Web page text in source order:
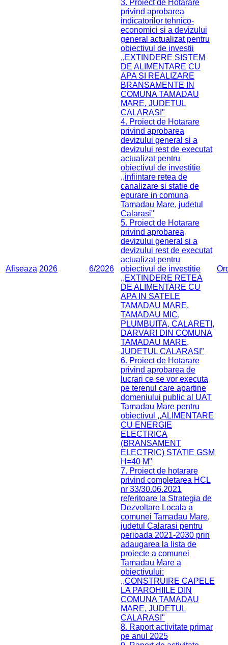
Afiseaza 2026 6/2026
3. Proiect de Hotarare
privind aprobarea
indicatorilor tehnico-
economici si a devizului
general actualizat pentru
obiectivul de investii
,,EXTINDERE SISTEM
DE ALIMENTARE CU
APA SI REALIZARE
BRANSAMENTE IN
COMUNA TAMADAU
MARE, JUDETUL
CALARASI"
4. Proiect de Hotarare
privind aprobarea
devizului general si a
devizului rest de executat
actualizat pentru
obiectivul de investitie
,,infiintare retea de
canalizare si statie de
epurare in comuna
Tamadau Mare, judetul
Calarasi"
5. Proiect de Hotarare
privind aprobarea
devizului general si a
devizului rest de executat
actualizat pentru
obiectivul de investitie
,,EXTINDERE RETEA
DE ALIMENTARE CU
APA IN SATELE
TAMADAU MARE,
TAMADAU MIC,
PLUMBUITA, CALARETI,
DARVARI DIN COMUNA
TAMADAU MARE,
JUDETUL CALARASI"
6. Proiect de Hotarare
privind aprobarea de
lucrari ce se vor executa
pe terenul care apartine
domeniului public al UAT
Tamadau Mare pentru
obiectivul ,,ALIMENTARE
CU ENERGIE
ELECTRICA
(BRANSAMENT
ELECTRIC) STATIE GSM
H=40 M"
7. Proiect de hotarare
privind completarea HCL
nr 33/30.06.2021
referitoare la Strategia de
Dezvoltare Locala a
comunei Tamadau Mare,
judetul Calarasi pentru
perioada 2021-2030 prin
adaugarea la lista de
proiecte a comunei
Tamadau Mare a
obiectivului:
,,CONSTRUIRE CAPELE
LA PAROHIILE DIN
COMUNA TAMADAU
MARE, JUDETUL
CALARASI"
8. Raport activitate primar
pe anul 2025